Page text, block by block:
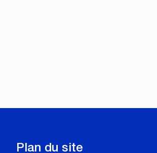
Plan du site